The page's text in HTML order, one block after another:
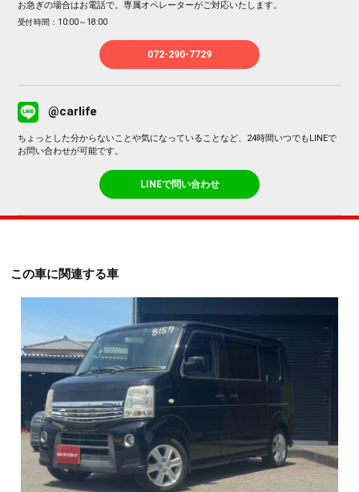
お急ぎの場合はお電話で。専属オペレーターがご対応いたします。
受付時間：10:00～18:00
072-290-7729
@carlife
ちょっとした分からないことや気になっていることなど、24時間いつでもLINEで
お問い合わせが可能です。
LINEで問い合わせ
この車に関連する車